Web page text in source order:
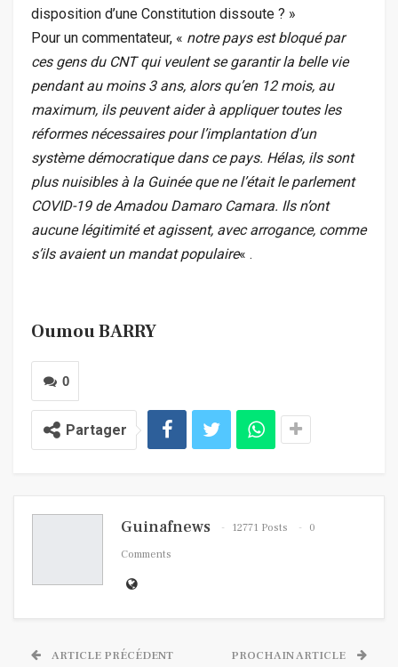
disposition d’une Constitution dissoute ? »
Pour un commentateur, « notre pays est bloqué par
ces gens du CNT qui veulent se garantir la belle vie
pendant au moins 3 ans, alors qu’en 12 mois, au
maximum, ils peuvent aider à appliquer toutes les
réformes nécessaires pour l’implantation d’un
système démocratique dans ce pays. Hélas, ils sont
plus nuisibles à la Guinée que ne l’était le parlement
COVID-19 de Amadou Damaro Camara. Ils n’ont
aucune légitimité et agissent, avec arrogance, comme
s’ils avaient un mandat populaire« .
Oumou BARRY
0
Partager
Guinafnews 12771 Posts
0
Comments
ARTICLE PRÉCÉDENT PROCHAIN ARTICLE